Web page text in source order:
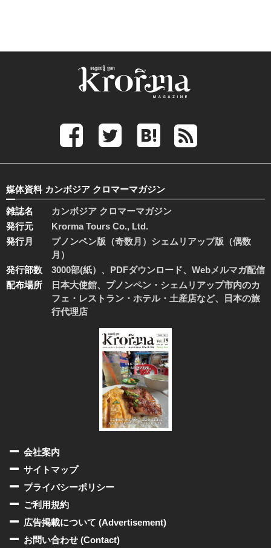
媒体資料 カンボジア クロマーマガジン
雑誌名
カンボジア クロマーマガジン
発行元
Krorma Tours Co., Ltd.
発行月
プノンペン版（奇数月）シェムリアップ版（偶数
月）
発行部数
3000部(紙）、PDFダウンロード、Webメルマガ配信
配布場所
日本大使館、プノンペン・シェムリアップ市内のカ
フェ・レストラン・ホテル・土産店など、日本の旅
行代理店
会社案内
サイトマップ
プライバシーポリシー
ご利用規約
広告掲載について (Advertisement)
お問い合わせ (Contact)